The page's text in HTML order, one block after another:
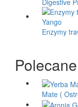
Digestive
Enzymy
Polecane
Mate (